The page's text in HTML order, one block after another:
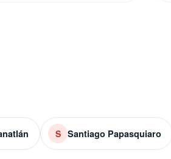
S Santiago Papasquiaro